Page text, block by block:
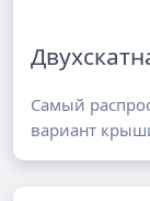
Самый
вариант